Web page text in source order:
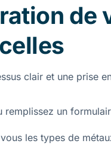
de
clair et une prise
remplissez un
les types de